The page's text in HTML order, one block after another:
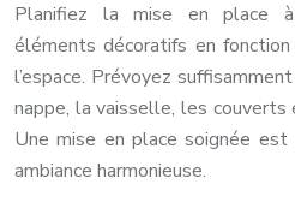
Planifiez la mise en place à
éléments décoratifs en
l’espace. Prévoyez
nappe, la vaisselle, les
Une mise en place soignée
ambiance harmonieuse.